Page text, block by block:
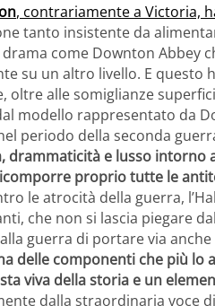
, contrariamente a Victoria,
tanto insistente da
come Downton Abbey
su un altro livello. E questo
oltre alle somiglianze
modello rappresentato da
periodo della seconda
drammaticità e lusso intorno
proprio tutte le
le atrocità della guerra,
che non si lascia piegare
guerra di portare via
delle componenti che più lo
viva della storia e un
dalla straordinaria voce di